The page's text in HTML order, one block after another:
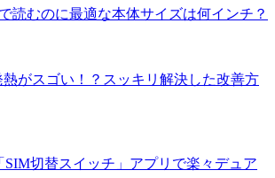
読むのに最適な本体サイズは何インチ？
熱がスゴい！？スッキリ解決した改善方
SIM切替スイッチ」アプリで楽々デュア